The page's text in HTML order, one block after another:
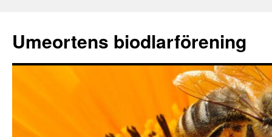
Umeortens biodlarförening